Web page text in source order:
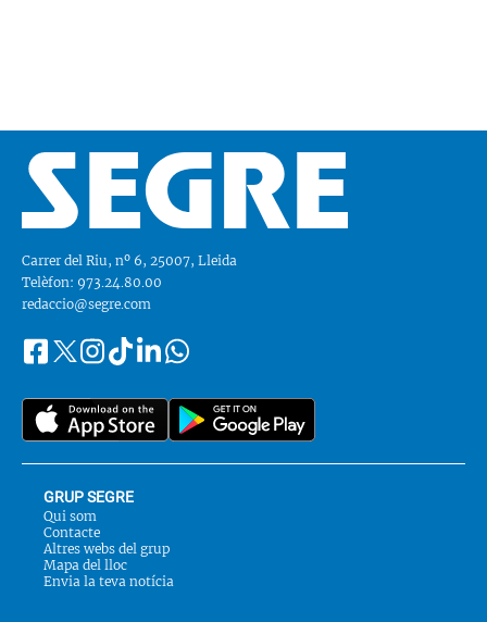
Carrer del Riu, nº 6, 25007, Lleida
Telèfon: 973.24.80.00
redaccio@segre.com
Segueix-
a::
FacebookInstagram
TiktokLinkedinWhatsapp
GRUP SEGRE
Qui som
Contacte
Altres webs del grup
Mapa del lloc
Envia la teva notícia